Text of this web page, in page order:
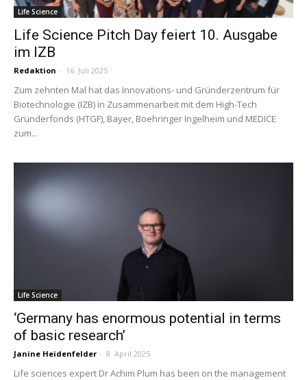
Life Science
Life Science Pitch Day feiert 10. Ausgabe
im IZB
Redaktion - 16. Juli 2025
Zum zehnten Mal hat das Innovations- und Gründerzentrum für
Biotechnologie (IZB) in Zusammenarbeit mit dem High-Tech
Gründerfonds (HTGF), Bayer, Boehringer Ingelheim und MEDICE
zum...
Life Science
‘Germany has enormous potential in terms
of basic research’
Janine Heidenfelder - 8. April 2025
Life sciences expert Dr Achim Plum has been on the management